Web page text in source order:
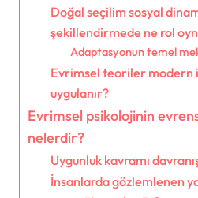
Doğal seçilim sosyal
şekillendirmede ne rol
Adaptasyonun temel
Evrimsel teoriler modern
uygulanır?
Evrimsel psikolojinin
nelerdir?
Uygunluk kavramı
İnsanlarda gözlemlenen